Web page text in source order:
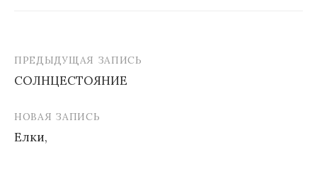
а
ПРЕДЫДУЩАЯ ЗАПИСЬ
СОЛНЦЕСТОЯНИЕ
НОВАЯ ЗАПИСЬ
Елки,